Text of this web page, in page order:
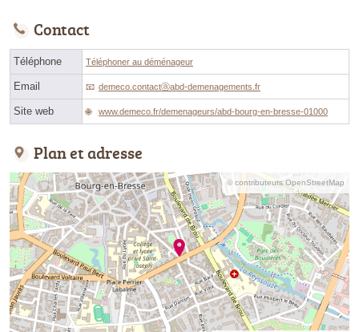
Contact
Téléphone Téléphoner au déménageur
Email demeco.contactⓐabd-demenagements.fr
Site web www.demeco.fr/demenageurs/abd-bourg-en-bresse-01000
Plan et adresse
© contributeurs OpenStreetMap